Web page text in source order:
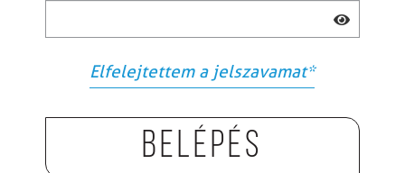
Elfelejtettem a jelszavamat*
Belépés